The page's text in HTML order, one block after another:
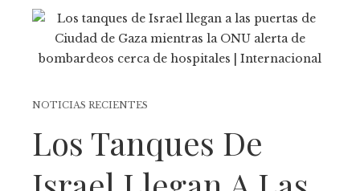
NOTICIAS RECIENTES
Los Tanques De